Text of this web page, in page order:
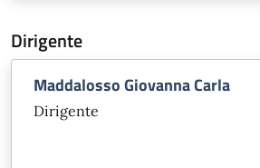
Dirigente
Maddalosso Giovanna Carla
Dirigente